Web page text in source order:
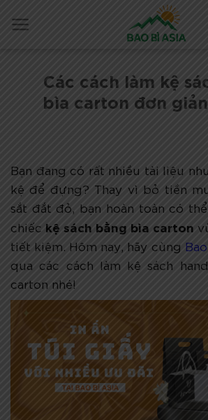
Các cách làm kệ
bìa carton đơn
Bạn đang có rất nhiều tài liệu
kệ để đựng? Thay vì bỏ tiền
sắt đắt đỏ, bạn hoàn toàn có
chiếc kệ sách bằng bìa carton
tiết kiệm. Hôm nay, hãy cùng
qua các cách làm kệ sách
carton nhé!